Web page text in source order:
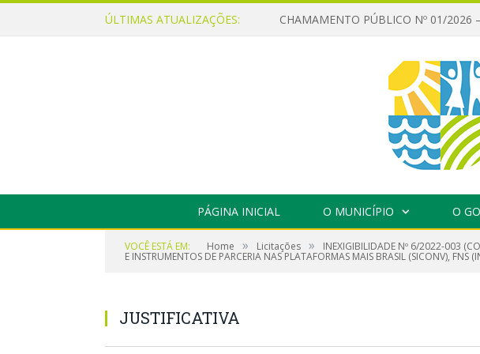
ÚLTIMAS ATUALIZAÇÕES:
PÁGINA INICIAL O MUNICÍPIO O
VOCÊ ESTÁ EM: Home » Licitações » INEXIGIBILIDADE Nº 6/2022-003
E INSTRUMENTOS DE PARCERIA NAS PLATAFORMAS MAIS BRASIL (SICONV),
JUSTIFICATIVA